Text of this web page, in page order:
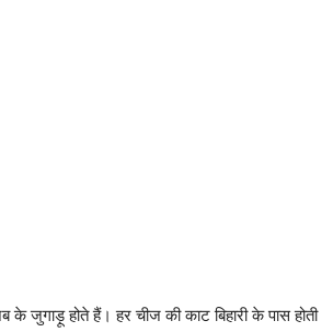
के जुगाड़ू होते हैं। हर चीज की काट बिहारी के पास होती